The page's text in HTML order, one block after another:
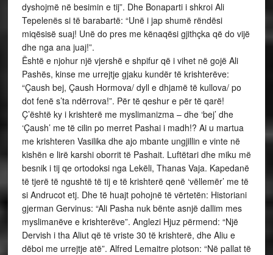
dyshojmë në besimin e tij”. Dhe Bonaparti i shkroi Ali
Tepelenës si të barabartë: “Unë i jap shumë rëndësi
miqësisë suaj! Unë do pres me kënaqësi gjithçka që do vijë
dhe nga ana juaj!”.
Është e njohur një vjershë e shpifur që i vihet në gojë Ali
Pashës, kinse me urrejtje gjaku kundër të krishterëve:
“Çaush bej, Çaush Hormova/ dyll e dhjamë të kullova/ po
dot fenë s’ta ndërrova!”. Për të qeshur e për të qarë!
Ç’është ky i krishterë me myslimanizma – dhe ‘bej’ dhe
‘Çaush’ me të cilin po merret Pashai i madh!? Ai u martua
me krishteren Vasilika dhe ajo mbante ungjillin e vinte në
kishën e lirë karshi oborrit të Pashait. Luftëtari dhe miku më
besnik i tij qe ortodoksi nga Lekëli, Thanas Vaja. Kapedanë
të tjerë të ngushtë të tij e të krishterë qenë ‘vëllemër’ me të
si Andrucot etj. Dhe të huajt pohojnë të vërtetën: Historiani
gjerman Gervinus: “Ali Pasha nuk bënte asnjë dallim mes
myslimanëve e krishterëve”. Anglezi Hjuz përmend: “Një
Dervish i tha Aliut që të vriste 30 të krishterë, dhe Aliu e
dëboi me urrejtje atë”. Alfred Lemaitre plotson: “Në pallat të